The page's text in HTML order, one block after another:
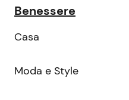
Benessere
Casa
Moda e Style